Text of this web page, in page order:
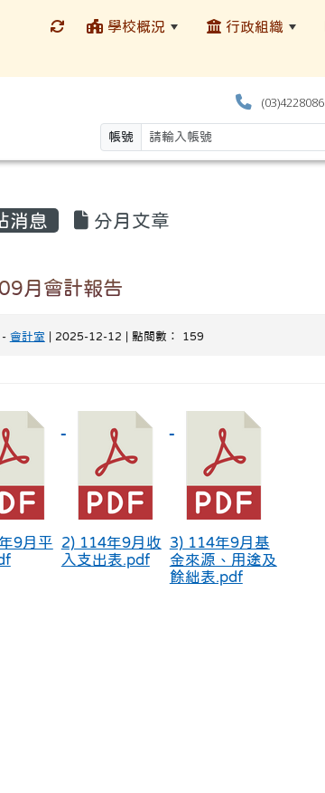
學校概況 行政組織
(03)4228086
帳號
消息 分月文章
月會計報告
- 會計室 | 2025-12-12 | 點閱數： 159
9月平
2) 114年9月收
入支出表.pdf
3) 114年9月基
金來源、用途及
餘絀表.pdf